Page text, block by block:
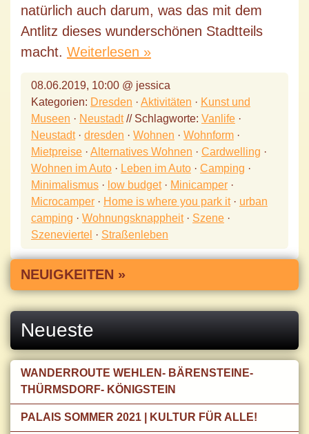
natürlich auch darum, was das mit dem
Antlitz dieses wunderschönen Stadtteils
macht. Weiterlesen »
08.06.2019, 10:00 @ jessica
Kategorien: Dresden · Aktivitäten · Kunst und
Museen · Neustadt// Schlagworte: Vanlife ·
Neustadt· dresden · Wohnen · Wohnform ·
Mietpreise · Alternatives Wohnen · Cardwelling ·
Wohnen im Auto · Leben im Auto · Camping ·
Minimalismus · low budget· Minicamper ·
Microcamper · Home is where you park it· urban
camping · Wohnungsknappheit· Szene ·
Szeneviertel · Straßenleben
NEUIGKEITEN »
Neueste
WANDERROUTE WEHLEN- BÄRENSTEINE-
THÜRMSDORF- KÖNIGSTEIN
PALAIS SOMMER 2021 | KULTUR FÜR ALLE!